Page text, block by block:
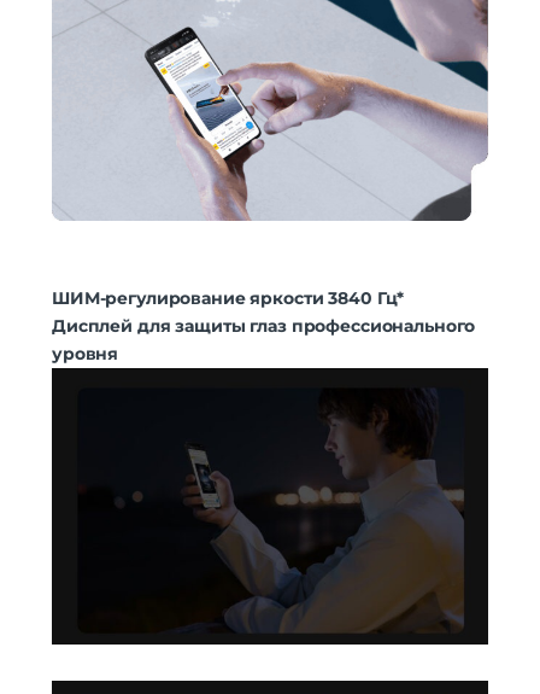
ШИМ-регулирование яркости 3840 Гц*
Дисплей для защиты глаз профессионального
уровня